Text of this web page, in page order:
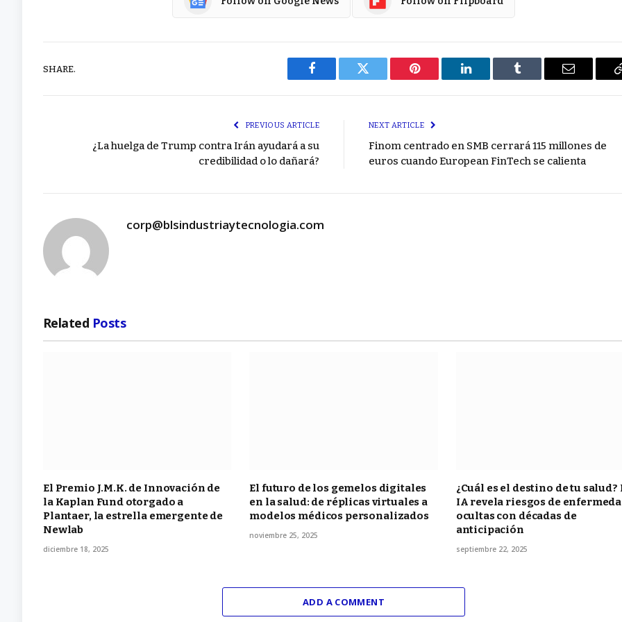
SHARE.
Facebook Twitter Pinterest LinkedIn Tumblr Email
PREVIOUS ARTICLE
¿La huelga de Trump contra Irán ayudará a su
credibilidad o lo dañará?
NEXT ARTICLE
Finom centrado en SMB cerrará 115 millones de
euros cuando European FinTech se calienta
corp@blsindustriaytecnologia.com
Related Posts
El Premio J.M.K. de Innovación de
la Kaplan Fund otorgado a
Plantaer, la estrella emergente de
Newlab
diciembre 18, 2025
El futuro de los gemelos digitales
en la salud: de réplicas virtuales a
modelos médicos personalizados
noviembre 25, 2025
¿Cuál es el destino de tu salud?
IA revela riesgos de
ocultas con décadas de
anticipación
septiembre 22, 2025
ADD A COMMENT